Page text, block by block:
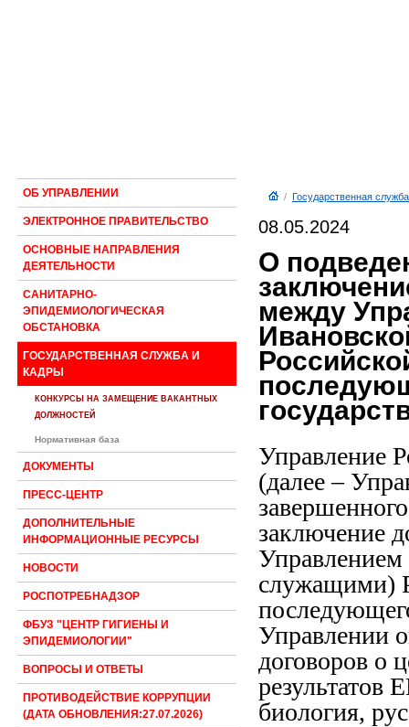
ОБ УПРАВЛЕНИИ
ЭЛЕКТРОННОЕ ПРАВИТЕЛЬСТВО
ОСНОВНЫЕ НАПРАВЛЕНИЯ
ДЕЯТЕЛЬНОСТИ
САНИТАРНО-
ЭПИДЕМИОЛОГИЧЕСКАЯ
ОБСТАНОВКА
ГОСУДАРСТВЕННАЯ СЛУЖБА И
КАДРЫ
КОНКУРСЫ НА ЗАМЕЩЕНИЕ ВАКАНТНЫХ
ДОЛЖНОСТЕЙ
Нормативная база
ДОКУМЕНТЫ
ПРЕСС-ЦЕНТР
ДОПОЛНИТЕЛЬНЫЕ
ИНФОРМАЦИОННЫЕ РЕСУРСЫ
НОВОСТИ
РОСПОТРЕБНАДЗОР
ФБУЗ "ЦЕНТР ГИГИЕНЫ И
ЭПИДЕМИОЛОГИИ"
ВОПРОСЫ И ОТВЕТЫ
ПРОТИВОДЕЙСТВИЕ КОРРУПЦИИ
(ДАТА ОБНОВЛЕНИЯ:27.07.2026)
/ Государственная
08.05.2024
О
между
Управление
(далее –
заключение
служащими)
Управлении
договоров о
биология,